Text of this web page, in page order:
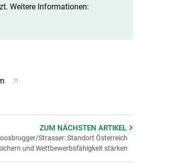
Weitere Informationen:
ZUM NÄCHSTENARTIKEL
Strasser: Standort Österreich
und Wettbewerbsfähigkeit stärken